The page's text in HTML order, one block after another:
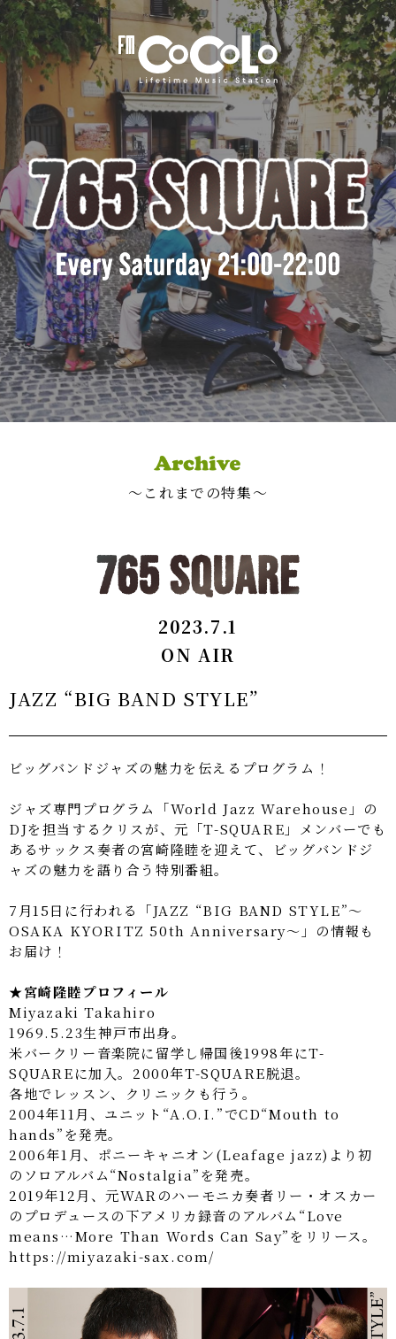
〜これまでの特集〜
2023.7.1
ON AIR
JAZZ “BIG BAND STYLE”
ビッグバンドジャズの魅力を伝えるプログラム！
ジャズ専門プログラム「World Jazz Warehouse」の
DJを担当するクリスが、元「T-SQUARE」メンバーでも
あるサックス奏者の宮崎隆睦を迎えて、ビッグバンドジ
ャズの魅力を語り合う特別番組。
7月15日に行われる「JAZZ “BIG BAND STYLE”～
OSAKA KYORITZ 50th Anniversary～」の情報も
お届け！
★宮崎隆睦プロフィール
Miyazaki Takahiro
1969.5.23生神戸市出身。
米バークリー音楽院に留学し帰国後1998年にT-
SQUAREに加入。2000年T-SQUARE脱退。
各地でレッスン、クリニックも行う。
2004年11月、ユニット“A.O.I.”でCD“Mouth to
hands”を発売。
2006年1月、ポニーキャニオン(Leafage jazz)より初
のソロアルバム“Nostalgia”を発売。
2019年12月、元WARのハーモニカ奏者リー・オスカー
のプロデュースの下アメリカ録音のアルバム“Love
means…More Than Words Can Say”をリリース。
https://miyazaki-sax.com/